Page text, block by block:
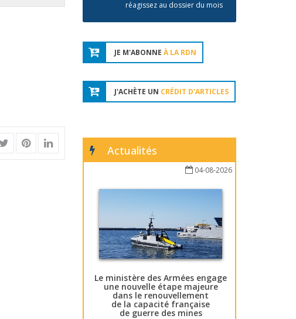
réagissez au dossier du mois
JE M'ABONNE À LA RDN
J'ACHÈTE UN CRÉDIT D'ARTICLES
Actualités
04-08-2026
Le ministère des Armées engage
une nouvelle étape majeure
dans le renouvellement
de la capacité française
de guerre des mines